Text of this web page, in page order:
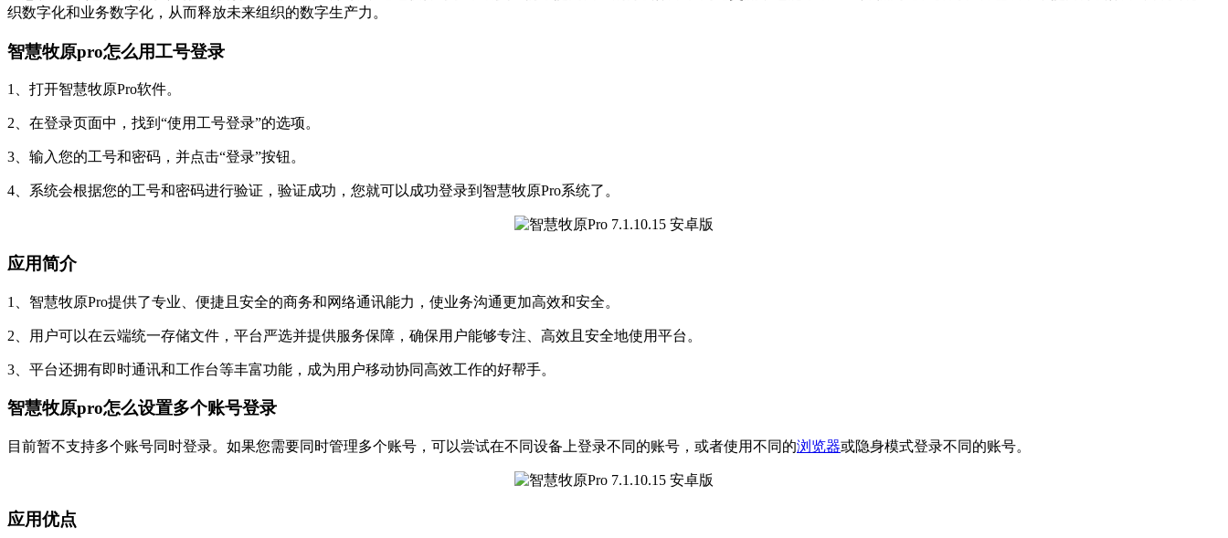
织数字化和业务数字化，从而释放未来组织的数字生产力。
智慧牧原pro怎么用工号登录
1、打开智慧牧原Pro软件。
2、在登录页面中，找到“使用工号登录”的选项。
3、输入您的工号和密码，并点击“登录”按钮。
4、系统会根据您的工号和密码进行验证，验证成功，您就可以成功登录到智慧牧原Pro系统了。
应用简介
1、智慧牧原Pro提供了专业、便捷且安全的商务和网络通讯能力，使业务沟通更加高效和安全。
2、用户可以在云端统一存储文件，平台严选并提供服务保障，确保用户能够专注、高效且安全地使用平台。
3、平台还拥有即时通讯和工作台等丰富功能，成为用户移动协同高效工作的好帮手。
智慧牧原pro怎么设置多个账号登录
目前暂不支持多个账号同时登录。如果您需要同时管理多个账号，可以尝试在不同设备上登录不同的账号，或者使用不同的浏览器或隐身模式登录不同的账号。
应用优点